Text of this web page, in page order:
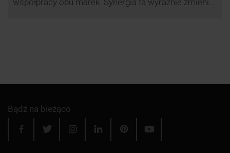
współpracy obu marek. Synergia ta wyraźnie zmienia
Bądź na bieżąco